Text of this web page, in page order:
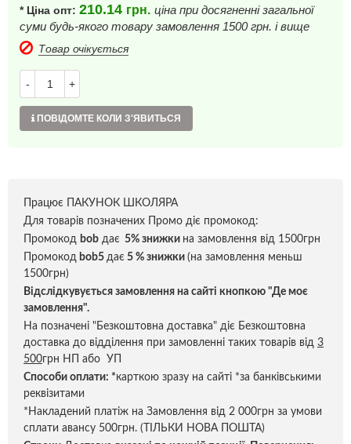
* Ціна опт: 210.14 грн. ціна при досягненні загальної
суми будь-якого товару замовлення 1500 грн. і вище
Товар очікується
- +
ПОВІДОМТЕ КОЛИ З'ЯВИТЬСЯ
Працює ПАКУНОК ШКОЛЯРА
Для товарів позначених Промо діє промокод:
Промокод bob дає 5% знижки на замовлення від 1500грн
Промокод bob5 дає 5 % знижки (на замовлення меньш
1500грн)
Відслідкувується замовлення на сайті кнопкою "Де моє
замовлення".
На позначені "Безкоштовна доставка" діє Безкоштовна
доставка до відділення при замовленні таких товарів від 3
500грн НП або УП
Способи оплати: *карткою зразу на сайті *за банківськими
реквізитами
*Накладений платіж на Замовлення від 2 000грн за умови
сплати авансу 500грн. (ТІЛЬКИ НОВА ПОШТА)